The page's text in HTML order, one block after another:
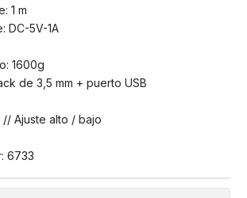
1 m
DC-5V-1A
1600g
de 3,5 mm + puerto USB
// Ajuste alto / bajo
6733